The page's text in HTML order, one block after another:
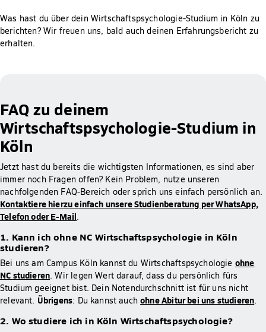
Was hast du über dein Wirtschaftspsychologie-Studium in Köln zu
berichten? Wir freuen uns, bald auch deinen Erfahrungsbericht zu
erhalten.
FAQ zu deinem
Wirtschaftspsychologie-Studium in
Köln
Jetzt hast du bereits die wichtigsten Informationen, es sind aber
immer noch Fragen offen? Kein Problem, nutze unseren
nachfolgenden FAQ-Bereich oder sprich uns einfach persönlich an.
Kontaktiere hierzu einfach unsere Studienberatung per WhatsApp,
Telefon oder E-Mail.
1. Kann ich ohne NC Wirtschaftspsychologie in Köln
studieren?
Bei uns am Campus Köln kannst du Wirtschaftspsychologie ohne
NC studieren. Wir legen Wert darauf, dass du persönlich fürs
Studium geeignet bist. Dein Notendurchschnitt ist für uns nicht
relevant. Übrigens: Du kannst auchohne Abitur bei uns studieren.
2. Wo studiere ich in Köln Wirtschaftspsychologie?